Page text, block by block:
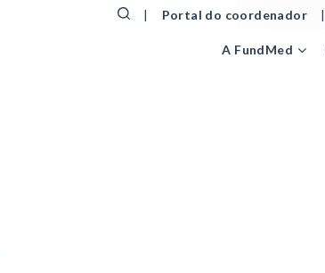
| Portal do coordenador |
A FundMed